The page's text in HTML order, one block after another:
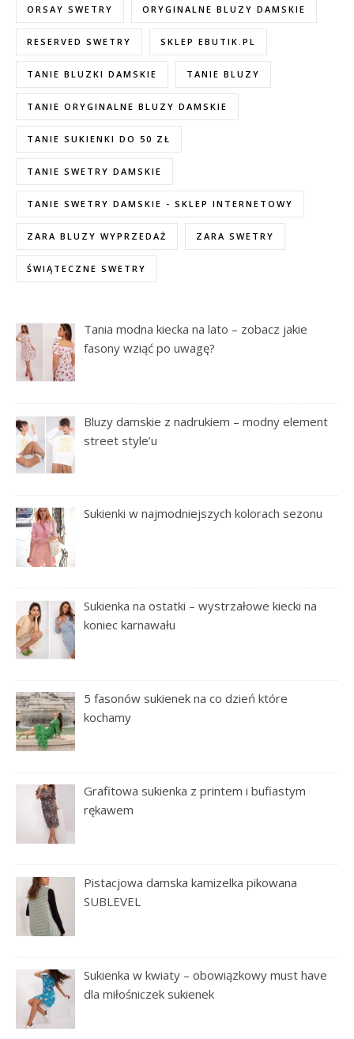
ORSAY SWETRY ORYGINALNE BLUZY DAMSKIE
RESERVED SWETRY SKLEP EBUTIK.PL
TANIE BLUZKI DAMSKIE TANIE BLUZY
TANIE ORYGINALNE BLUZY DAMSKIE
TANIE SUKIENKI DO 50 ZŁ
TANIE SWETRY DAMSKIE
TANIE SWETRY DAMSKIE - SKLEP INTERNETOWY
ZARA BLUZY WYPRZEDAŻ ZARA SWETRY
ŚWIĄTECZNE SWETRY
Tania modna kiecka na lato – zobacz jakie
fasony wziąć po uwagę?
Bluzy damskie z nadrukiem – modny element
street style’u
Sukienki w najmodniejszych kolorach sezonu
Sukienka na ostatki – wystrzałowe kiecki na
koniec karnawału
5 fasonów sukienek na co dzień które
kochamy
Grafitowa sukienka z printem i bufiastym
rękawem
Pistacjowa damska kamizelka pikowana
SUBLEVEL
Sukienka w kwiaty – obowiązkowy must have
dla miłośniczek sukienek